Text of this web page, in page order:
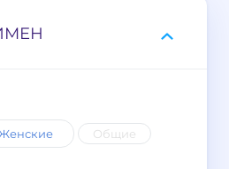
Женские Общие